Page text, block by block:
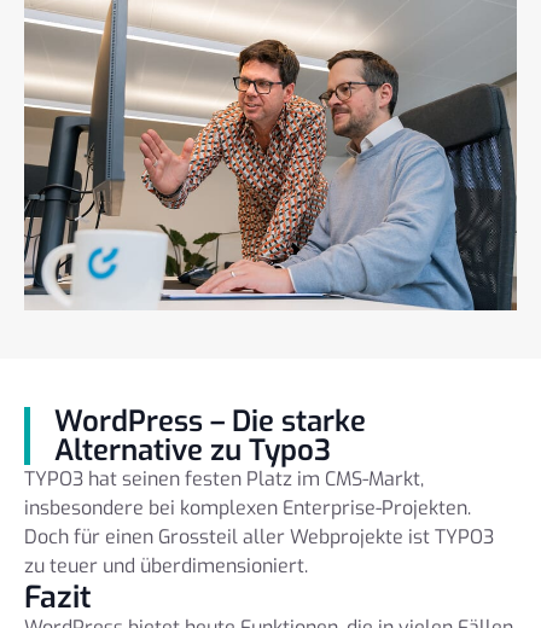
WordPress – Die starke
Alternative zu Typo3
TYPO3 hat seinen festen Platz im CMS-Markt,
insbesondere bei komplexen Enterprise-Projekten.
Doch für einen Grossteil aller Webprojekte ist TYPO3
zu teuer und überdimensioniert.
Fazit